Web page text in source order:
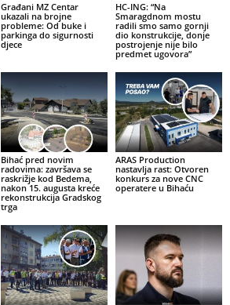
Građani MZ Centar
ukazali na brojne
probleme: Od buke i
parkinga do sigurnosti
djece
HC-ING: “Na
Smaragdnom mostu
radili smo samo gornji
dio konstrukcije, donje
postrojenje nije bilo
predmet ugovora”
Bihać pred novim
radovima: završava se
raskrižje kod Bedema,
nakon 15. augusta kreće
rekonstrukcija Gradskog
trga
ARAS Production
nastavlja rast: Otvoren
konkurs za nove CNC
operatere u Bihaću